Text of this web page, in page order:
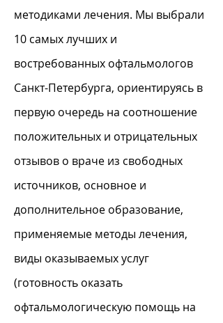
методиками лечения. Мы выбрали
10 самых лучших и
востребованных офтальмологов
Санкт-Петербурга, ориентируясь в
первую очередь на соотношение
положительных и отрицательных
отзывов о враче из свободных
источников, основное и
дополнительное образование,
применяемые методы лечения,
виды оказываемых услуг
(готовность оказать
офтальмологическую помощь на